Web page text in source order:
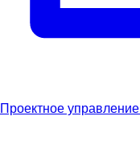
Проектное управление